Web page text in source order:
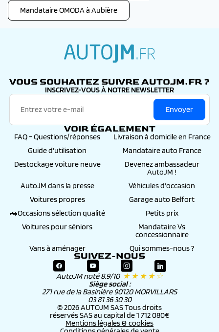
Mandataire OMODA à Aubière
VOUS SOUHAITEZ SUIVRE AUTOJM.FR ?
INSCRIVEZ-VOUS À NOTRE NEWSLETTER
Envoyer
VOIR ÉGALEMENT
FAQ - Questions/réponses
Livraison à domicile en France
Guide d'utilisation
Mandataire auto France
Destockage voiture neuve
Devenez ambassadeur
AutoJM !
AutoJM dans la presse
Véhicules d'occasion
Voitures propres
Garage auto Belfort
🚗Occasions sélection qualité
Petits prix
Voitures pour séniors
Mandataire Vs
concessionnaire
Vans à aménager
Qui sommes-nous ?
SUIVEZ-NOUS
AutoJM noté 8.9/10 ★ ★ ★ ★ ☆
Siège social :
271 rue de la Basinière 90120 MORVILLARS
03 81 36 30 30
© 2026 AUTOJM SAS Tous droits
réservés SAS au capital de 1 712 080€
Mentions légales & cookies